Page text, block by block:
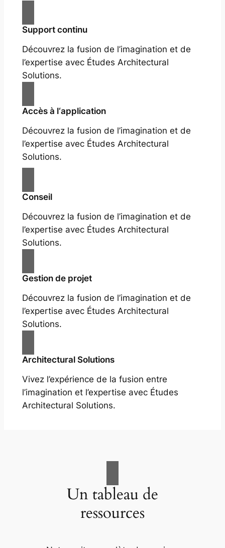
Support continu
Découvrez la fusion de l’imagination et de
l’expertise avec Études Architectural
Solutions.
Accès à l‘application
Découvrez la fusion de l’imagination et de
l’expertise avec Études Architectural
Solutions.
Conseil
Découvrez la fusion de l’imagination et de
l’expertise avec Études Architectural
Solutions.
Gestion de projet
Découvrez la fusion de l’imagination et de
l’expertise avec Études Architectural
Solutions.
Architectural Solutions
Vivez l’expérience de la fusion entre
l’imagination et l’expertise avec Études
Architectural Solutions.
Un tableau de
ressources